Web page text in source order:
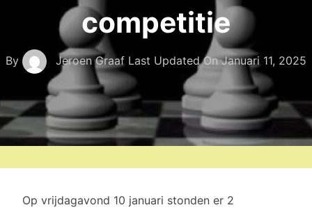
competitie
By Jeroen Graaf Last Updated OnJanuari 11, 2025
Op vrijdagavond 10 januari stonden er 2